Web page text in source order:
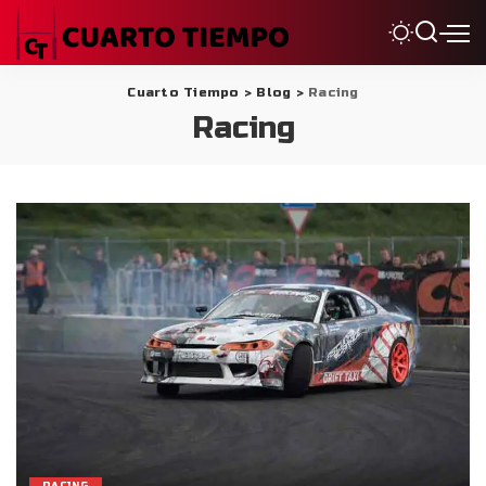
Cuarto Tiempo > Blog > Racing
Racing